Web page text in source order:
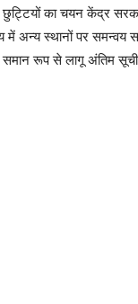
का चयन केंद्र
में अन्य स्थानों पर समन्वय
समान रूप से लागू अंतिम